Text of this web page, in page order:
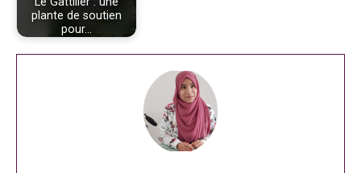
plante de soutien
pour…